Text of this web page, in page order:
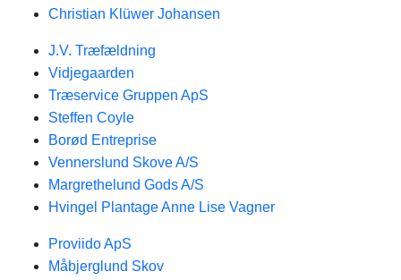
Christian Klüwer Johansen
J.V. Træfældning
Vidjegaarden
Træservice Gruppen ApS
Steffen Coyle
Borød Entreprise
Vennerslund Skove A/S
Margrethelund Gods A/S
Hvingel Plantage Anne Lise Vagner
Proviido ApS
Måbjerglund Skov